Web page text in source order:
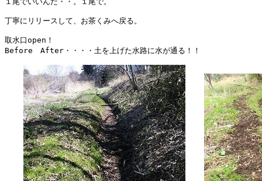
丁寧にリリースして、お茶くみへ戻る。
取水口open！
Before　After・・・・土を上げた水路に水が通る！！